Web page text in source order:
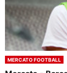
MERCATO FOOTBALL